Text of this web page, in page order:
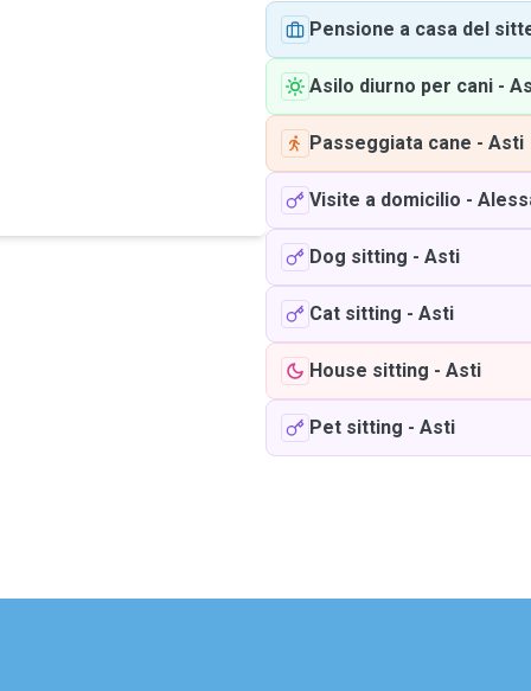
Pensione a casa del
Asilo diurno per cani -
Passeggiata cane - Asti
Visite a domicilio -
Dog sitting - Asti
Cat sitting - Asti
House sitting - Asti
Pet sitting - Asti